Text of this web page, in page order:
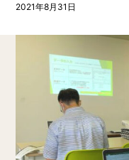
2021年8月31日